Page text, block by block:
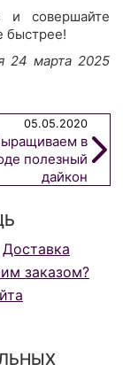
и совершайте
быстрее!
24 марта 2025
05.05.2020
в
полезный
дайкон
Доставка
заказом?